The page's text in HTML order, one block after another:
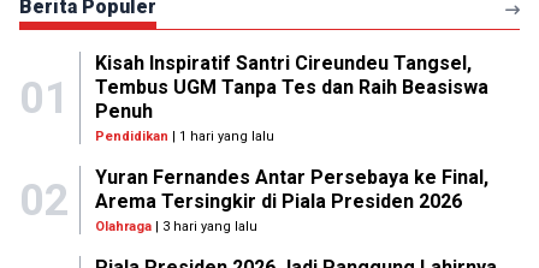
Berita Populer
01
Kisah Inspiratif Santri Cireundeu Tangsel,
Tembus UGM Tanpa Tes dan Raih Beasiswa
Penuh
Pendidikan | 1 hari yang lalu
02
Yuran Fernandes Antar Persebaya ke Final,
Arema Tersingkir di Piala Presiden 2026
Olahraga| 3 hari yang lalu